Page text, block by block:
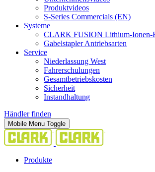
Produktvideos
S-Series Commercials (EN)
Systeme
CLARK FUSION Lithium-Ionen-
Gabelstapler Antriebsarten
Service
Niederlassung West
Fahrerschulungen
Gesamtbetriebskosten
Sicherheit
Instandhaltung
Händler finden
Mobile Menu Toggle
Produkte